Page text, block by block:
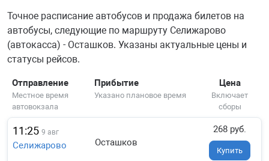
Точное расписание автобусов и продажа билетов на
автобусы, следующие по маршруту Селижарово
(автокасса) - Осташков. Указаны актуальные цены и
статусы рейсов.
Отправление
Местное время
автовокзала
Прибытие
Указано плановое время
Цена
Включает
сборы
11:25 9 авг
Селижарово Осташков
268 руб.
Купить